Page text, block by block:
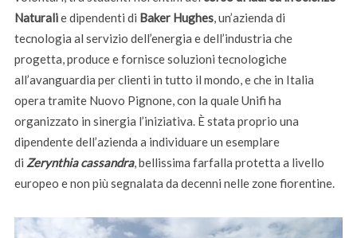
Naturalie dipendenti di Baker Hughes, un’azienda di
tecnologia al servizio dell’energia e dell’industria che
progetta, produce e fornisce soluzioni tecnologiche
all’avanguardia per clienti in tutto il mondo, e che in Italia
opera tramite Nuovo Pignone, con la quale Unifi ha
organizzato in sinergia l’iniziativa. È stata proprio una
dipendente dell’azienda a individuare un esemplare
di Zerynthia cassandra, bellissima farfalla protetta a livello
europeo e non più segnalata da decenni nelle zone fiorentine.